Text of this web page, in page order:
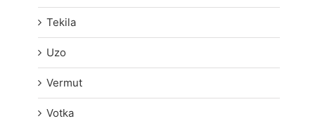
Tekila
Uzo
Vermut
Votka